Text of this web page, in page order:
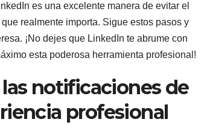
es una excelente manera de evitar el
realmente importa. Sigue estos pasos y
¡No dejes que LinkedIn te abrume con
esta poderosa herramienta profesional!
notificaciones de
profesional